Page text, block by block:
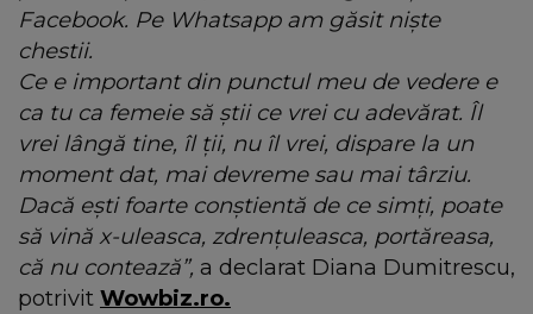
Facebook. Pe Whatsapp am găsit niște
chestii.
Ce e important din punctul meu de vedere e
ca tu ca femeie să știi ce vrei cu adevărat. Îl
vrei lângă tine, îl ții, nu îl vrei, dispare la un
moment dat, mai devreme sau mai târziu.
Dacă ești foarte conștientă de ce simți, poate
să vină x-uleasca, zdrențuleasca, portăreasa,
că nu contează”, a declarat Diana Dumitrescu,
potrivit Wowbiz.ro.